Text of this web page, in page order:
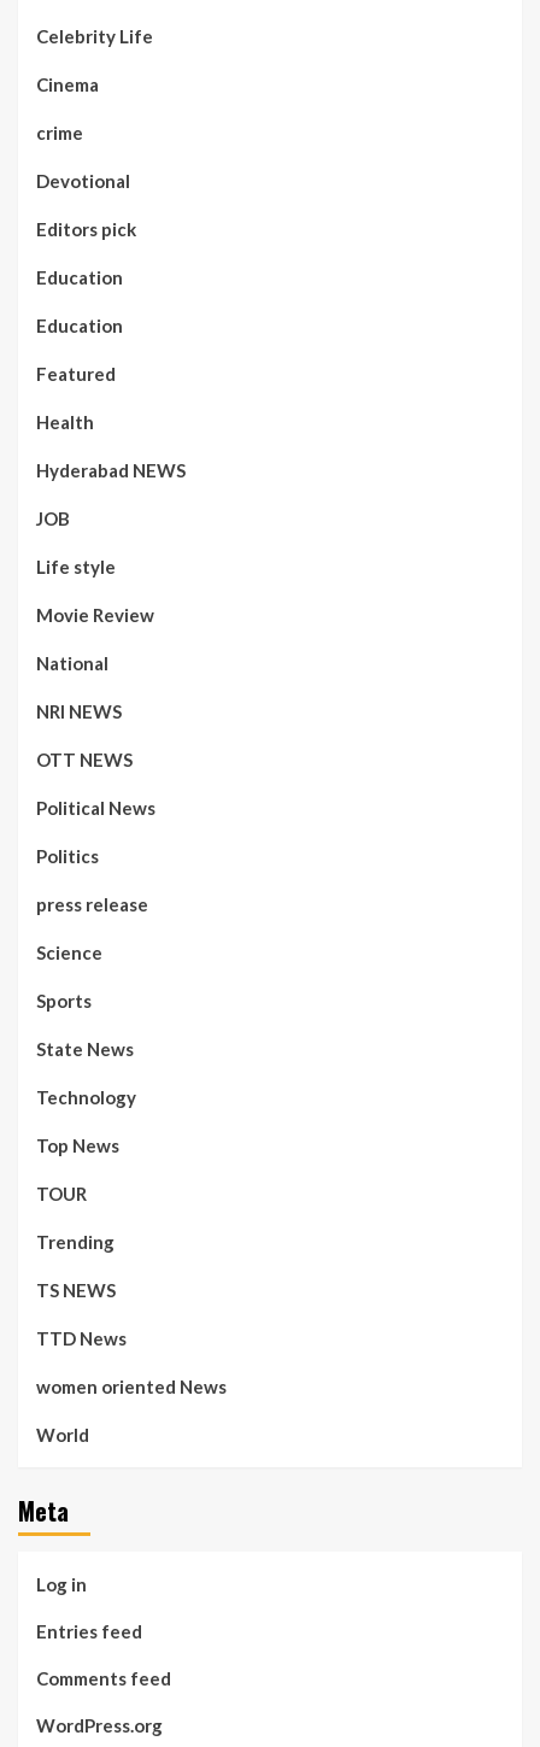
Celebrity Life
Cinema
crime
Devotional
Editors pick
Education
Education
Featured
Health
Hyderabad NEWS
JOB
Life style
Movie Review
National
NRI NEWS
OTT NEWS
Political News
Politics
press release
Science
Sports
State News
Technology
Top News
TOUR
Trending
TS NEWS
TTD News
women oriented News
World
Meta
Log in
Entries feed
Comments feed
WordPress.org